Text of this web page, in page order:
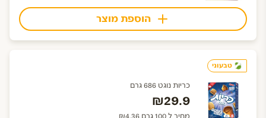
הוספת מוצר
טבעוני
כריות נוגט 686 גרם
₪29.9